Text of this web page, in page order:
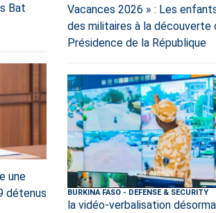
Bat
une
détenus
Vacances 2026 » : Les
des militaires à la découverte
Présidence de la République
BURKINA FASO- DEFENSE & SECURITY
la vidéo-verbalisation